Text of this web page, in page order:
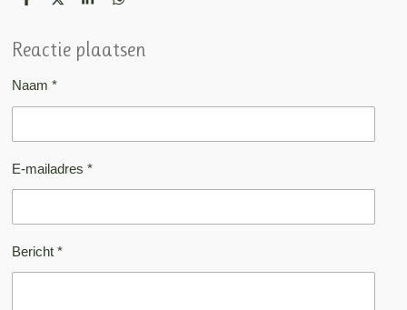
D
e
n
D
l
S
r
e
D
e
n
Reactie plaatsen
Naam *
E-mailadres *
Bericht *